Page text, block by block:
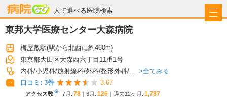
人で選べる医院検索
病院なび
東邦大学医療センター大森病院
梅屋敷駅(駅から北西に約460m)
東京都大田区大森西六丁目11番1号
内科 小児科 放射線科 外科 整形外科 ...
全てみる
口コミ: 3件 3.67
アクセス数※ 7月 : 78 6月 : 126 過去12ヶ月: 1,787